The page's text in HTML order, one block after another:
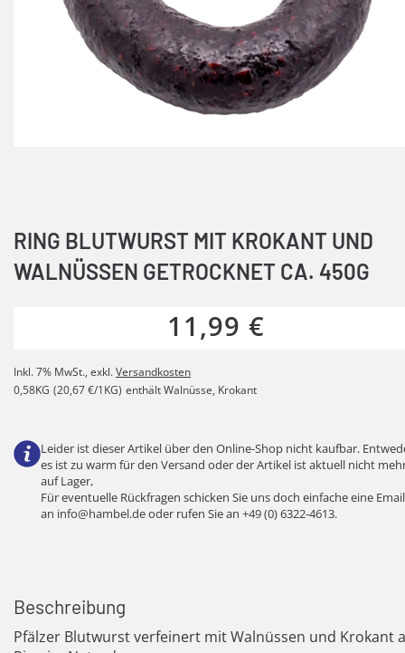
RING BLUTWURST MIT KROKANT UND
WALNÜSSEN GETROCKNET CA. 450G
11,99 €
Inkl. 7% MwSt., exkl.Versandkosten
0,58KG (20,67 €/1KG) enthält Walnüsse, Krokant
Leider ist dieser Artikel über den Online-Shop nicht kaufbar.
es ist zu warm für den Versand oder der Artikel ist aktuell nicht
auf Lager,
Für eventuelle Rückfragen schicken Sie uns doch einfache eine Email
an info@hambel.deoder rufen Sie an +49 (0) 6322-4613.
Beschreibung
Pfälzer Blutwurst verfeinert mit Walnüssen und Krokant